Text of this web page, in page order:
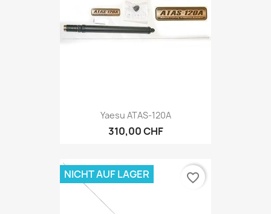
Yaesu ATAS-120A
310,00 CHF
NICHT AUF LAGER favorite_border